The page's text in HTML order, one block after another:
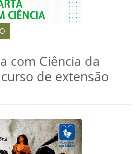
com Ciência da
de extensão